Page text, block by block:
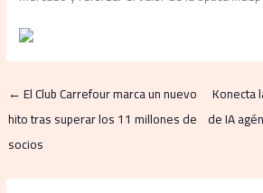
←El Club Carrefour marca un nuevo
hito tras superar los 11 millones de
socios
Konecta
de IA